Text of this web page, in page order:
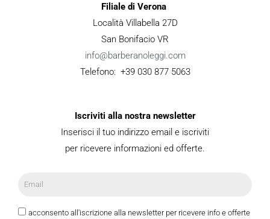
Filiale di Verona
Località Villabella 27D
San Bonifacio VR
info@barberanoleggi.com
Telefono: +39 030 877 5063
Iscriviti alla nostra newsletter
Inserisci il tuo indirizzo email e iscriviti
per ricevere informazioni ed offerte.
acconsento all'iscrizione alla newsletter per ricevere info e offerte